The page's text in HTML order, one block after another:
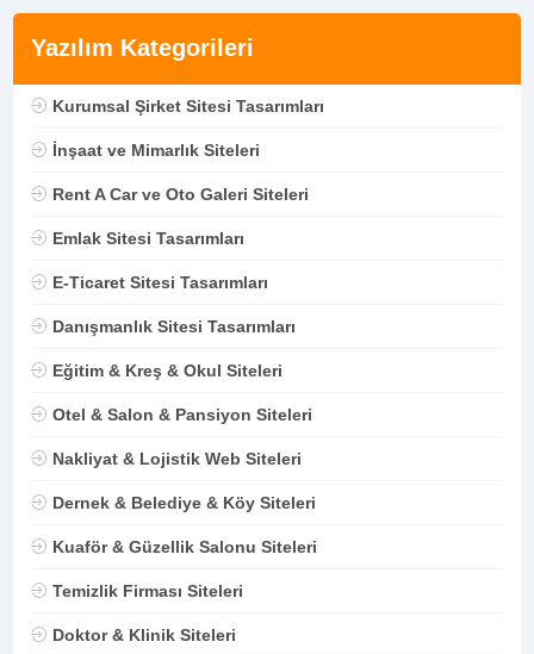
Yazılım Kategorileri
Kurumsal Şirket Sitesi Tasarımları
İnşaat ve Mimarlık Siteleri
Rent A Car ve Oto Galeri Siteleri
Emlak Sitesi Tasarımları
E-Ticaret Sitesi Tasarımları
Danışmanlık Sitesi Tasarımları
Eğitim & Kreş & Okul Siteleri
Otel & Salon & Pansiyon Siteleri
Nakliyat & Lojistik Web Siteleri
Dernek & Belediye & Köy Siteleri
Kuaför & Güzellik Salonu Siteleri
Temizlik Firması Siteleri
Doktor & Klinik Siteleri